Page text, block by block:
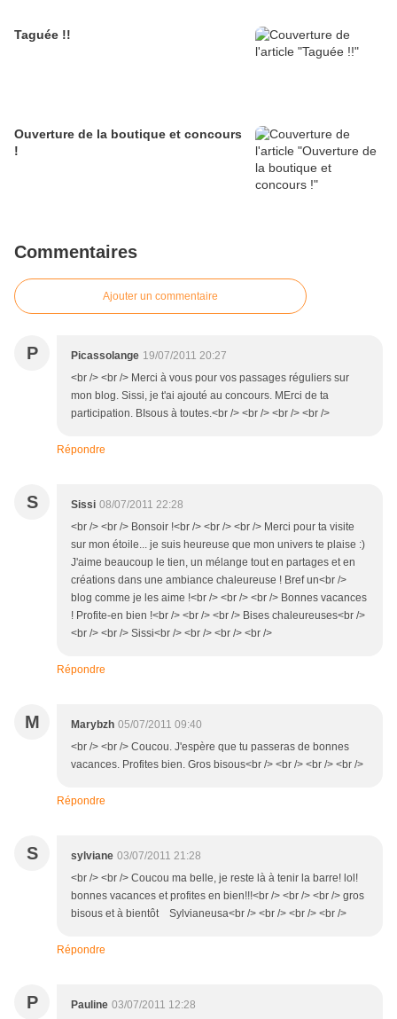
Taguée !!
Ouverture de la boutique et concours
!
Commentaires
Ajouter un commentaire
P Picassolange 19/07/2011 20:27
<br /> <br /> Merci à vous pour vos passages réguliers sur
mon blog. Sissi, je t'ai ajouté au concours. MErci de ta
participation. BIsous à toutes.<br /> <br /> <br /> <br />
Répondre
S Sissi 08/07/2011 22:28
<br /> <br /> Bonsoir !<br /> <br /> <br /> Merci pour ta visite
sur mon étoile... je suis heureuse que mon univers te plaise :)
J'aime beaucoup le tien, un mélange tout en partages et en
créations dans une ambiance chaleureuse ! Bref un<br />
blog comme je les aime !<br /> <br /> <br /> Bonnes vacances
! Profite-en bien !<br /> <br /> <br /> Bises chaleureuses<br />
<br /> <br /> Sissi<br /> <br /> <br /> <br />
Répondre
M Marybzh 05/07/2011 09:40
<br /> <br /> Coucou. J'espère que tu passeras de bonnes
vacances. Profites bien. Gros bisous<br /> <br /> <br /> <br />
Répondre
S sylviane 03/07/2011 21:28
<br /> <br /> Coucou ma belle, je reste là à tenir la barre! lol!
bonnes vacances et profites en bien!!!<br /> <br /> <br /> gros
bisous et à bientôt Sylvianeusa<br /> <br /> <br /> <br />
Répondre
P Pauline 03/07/2011 12:28